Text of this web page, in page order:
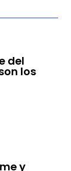
del
los
y